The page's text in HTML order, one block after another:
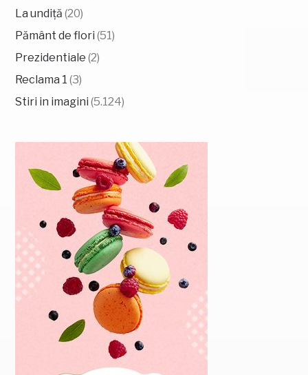
La undiță (20)
Pământ de flori (51)
Prezidentiale (2)
Reclama 1 (3)
Stiri in imagini (5.124)